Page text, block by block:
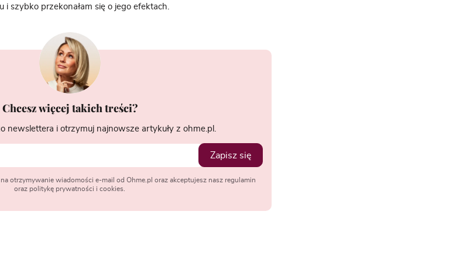
szybko przekonałam się o jego efektach.
Chcesz więcej takich treści?
newslettera i otrzymuj najnowsze artykuły z ohme.pl.
Zapisz się
otrzymywanie wiadomości e-mail od Ohme.pl oraz akceptujesz nasz regulamin
oraz politykę prywatności i cookies.